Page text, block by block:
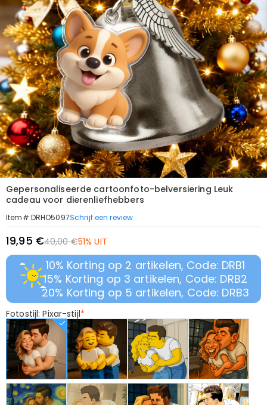
Gepersonaliseerde cartoonfoto-belversiering Leuk
cadeau voor dierenliefhebbers
Item#:DRHO5097Schrijf een review
19,95 €40,00 €51% UIT
10% Korting op 2 artikelen, Code: DRB1
15% Korting op 3 artikelen, Code: DRB2
20% Korting op 5 artikelen, Code: DRB3
Fotostijl: Pixar-stijl*